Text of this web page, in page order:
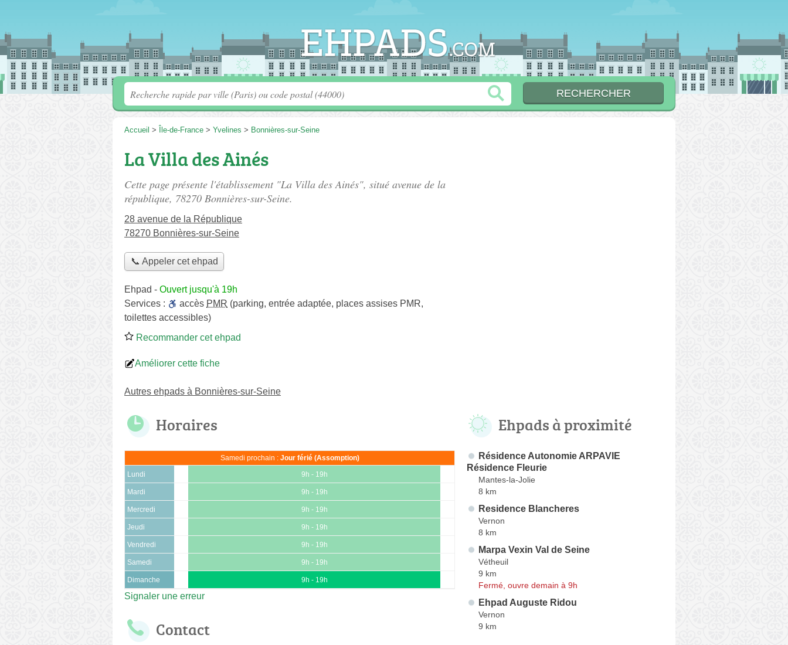
Accueil > Île-de-France > Yvelines > Bonnières-sur-Seine
La Villa des Ainés
Cette page présente l'établissement "La Villa des Ainés", situé avenue de la
république, 78270 Bonnières-sur-Seine.
28 avenue de la République
78270 Bonnières-sur-Seine
📞 Appeler cet ehpad
Ehpad - Ouvert jusqu'à 19h
Services :
accès PMR (parking, entrée adaptée, places assises PMR,
toilettes accessibles)
Recommander cet ehpad
Améliorer cette fiche
Autres ehpads à Bonnières-sur-Seine
Horaires
Samedi prochain : Jour férié (Assomption)
Lundi 9h - 19h
Mardi 9h - 19h
Mercredi 9h - 19h
Jeudi 9h - 19h
Vendredi 9h - 19h
Samedi 9h - 19h
Dimanche 9h - 19h
Signaler une erreur
Contact
Ehpads à proximité
Résidence Autonomie ARPAVIE
Résidence Fleurie
Mantes-la-Jolie
8 km
Residence Blancheres
Vernon
8 km
Marpa Vexin Val de Seine
Vétheuil
9 km
Fermé, ouvre demain à 9h
Ehpad Auguste Ridou
Vernon
9 km